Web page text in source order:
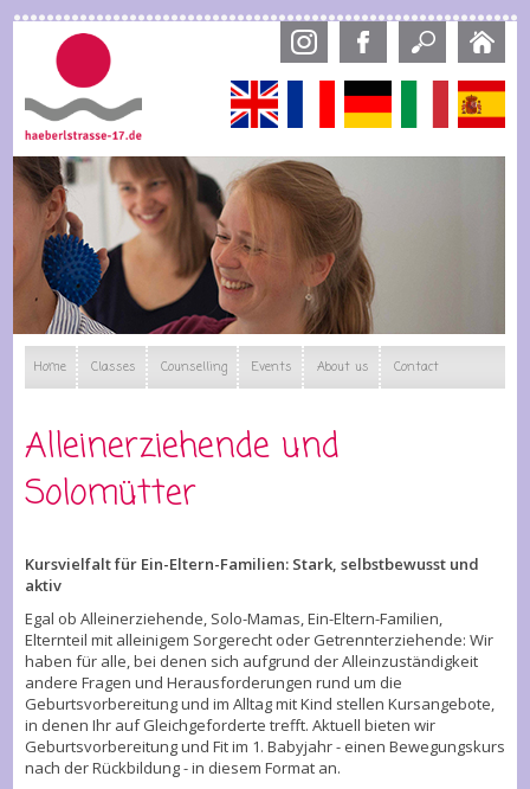
Skip
Français Italiano
Home Classes Counselling Events About us Contact
Alleinerziehende und
Solomütter
Kursvielfalt für Ein-Eltern-Familien: Stark, selbstbewusst und
aktiv
Egal ob Alleinerziehende, Solo-Mamas, Ein-Eltern-Familien,
Elternteil mit alleinigem Sorgerecht oder Getrennterziehende: Wir
haben für alle, bei denen sich aufgrund der Alleinzuständigkeit
andere Fragen und Herausforderungen rund um die
Geburtsvorbereitung und im Alltag mit Kind stellen Kursangebote,
in denen Ihr auf Gleichgeforderte trefft. Aktuell bieten wir
Geburtsvorbereitung und Fit im 1. Babyjahr - einen Bewegungskurs
nach der Rückbildung - in diesem Format an.